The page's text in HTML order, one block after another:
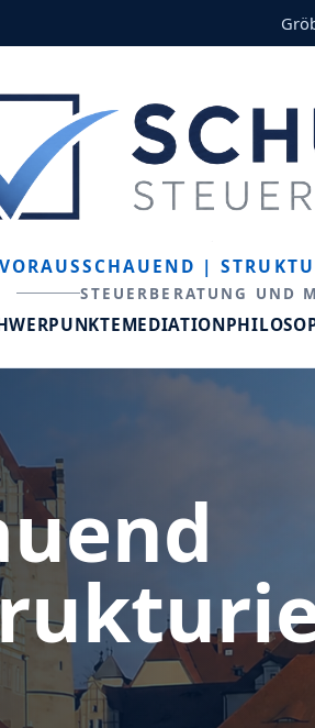
VORAUSSCHAUEND |
STEUERBERATUNG UND
MEDIATION